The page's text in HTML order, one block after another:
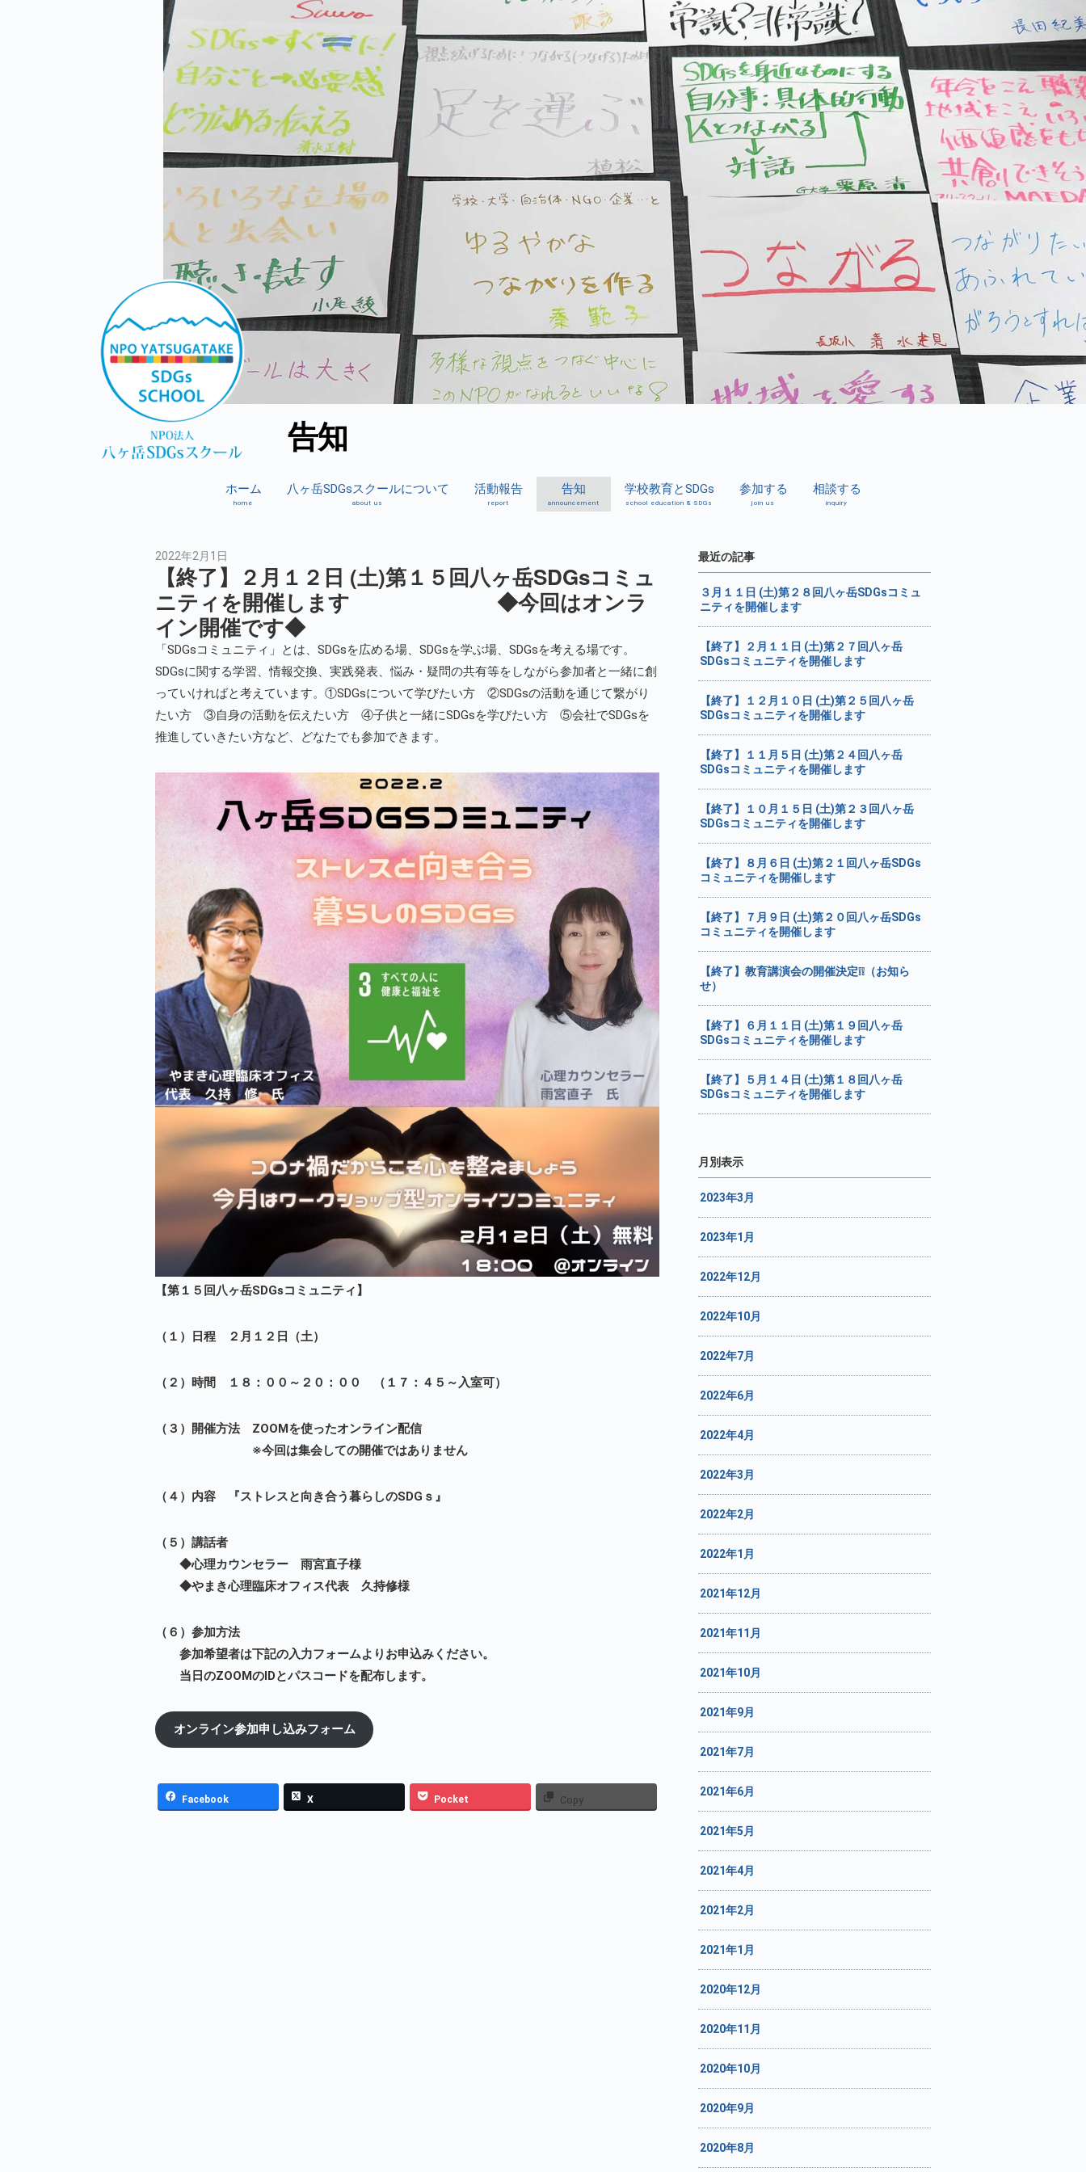
告知
ホーム
home
八ヶ岳SDGsスクールについて
about us
活動報告
report
告知
announcement
学校教育とSDGs
school education & SDGs
参加する
join us
相談する
inquiry
2022年2月1日
【終了】２月１２日 (土)第１５回八ヶ岳SDGsコミュ
ニティを開催します ◆今回はオンラ
イン開催です◆
「SDGsコミュニティ」とは、SDGsを広める場、SDGsを学ぶ場、SDGsを考える場です。
SDGsに関する学習、情報交換、実践発表、悩み・疑問の共有等をしながら参加者と一緒に創
っていければと考えています。①SDGsについて学びたい方 ②SDGsの活動を通じて繋がり
たい方 ③自身の活動を伝えたい方 ④子供と一緒にSDGsを学びたい方 ⑤会社でSDGsを
推進していきたい方など、どなたでも参加できます。
【第１５回八ヶ岳SDGsコミュニティ】
（１）日程 ２月１２日（土）
（２）時間 １８：００～２０：００ （１７：４５～入室可）
（３）開催方法 ZOOMを使ったオンライン配信
※今回は集会しての開催ではありません
（４）内容 『ストレスと向き合う暮らしのSDGｓ』
（５）講話者
◆心理カウンセラー 雨宮直子様
◆やまき心理臨床オフィス代表 久持修様
（６）参加方法
参加希望者は下記の入力フォームよりお申込みください。
当日のZOOMのIDとパスコードを配布します。
オンライン参加申し込みフォーム
Facebook X Pocket Copy
最近の記事
３月１１日 (土)第２８回八ヶ岳SDGsコミュ
ニティを開催します
【終了】２月１１日 (土)第２７回八ヶ岳
SDGsコミュニティを開催します
【終了】１２月１０日 (土)第２５回八ヶ岳
SDGsコミュニティを開催します
【終了】１１月５日 (土)第２４回八ヶ岳
SDGsコミュニティを開催します
【終了】１０月１５日 (土)第２３回八ヶ岳
SDGsコミュニティを開催します
【終了】８月６日 (土)第２１回八ヶ岳SDGs
コミュニティを開催します
【終了】７月９日 (土)第２０回八ヶ岳SDGs
コミュニティを開催します
【終了】教育講演会の開催決定❕❕（お知ら
せ）
【終了】６月１１日 (土)第１９回八ヶ岳
SDGsコミュニティを開催します
【終了】５月１４日 (土)第１８回八ヶ岳
SDGsコミュニティを開催します
月別表示
2023年3月
2023年1月
2022年12月
2022年10月
2022年7月
2022年6月
2022年4月
2022年3月
2022年2月
2022年1月
2021年12月
2021年11月
2021年10月
2021年9月
2021年7月
2021年6月
2021年5月
2021年4月
2021年2月
2021年1月
2020年12月
2020年11月
2020年10月
2020年9月
2020年8月